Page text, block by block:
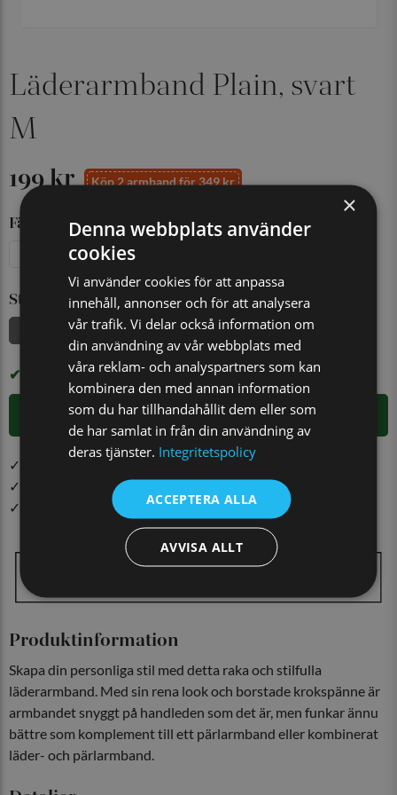
Läderarmband Plain, svart
M
199 kr Köp 2 armband för 349 kr
Färg
Gul Svart
Storlek
21 cm
I LAGER
LÄGG I VARUKORGEN
✓ Öppet köp i 30 dagar ✓ Fri frakt från 499 kr
✓ Din beställning skickas inom 1-2 vardagar
✓ Snabb leverans från vårt lager i Jönköping
Produktinformation
Skapa din personliga stil med detta raka och stilfulla
läderarmband. Med sin rena look och borstade krokspänne är
armbandet snyggt på handleden som det är, men funkar ännu
bättre som komplement till ett pärlarmband eller kombinerat
läder- och pärlarmband.
×
Denna webbplats använder
cookies
Vi använder cookies för att anpassa
innehåll, annonser och för att analysera
vår trafik. Vi delar också information om
din användning av vår webbplats med
våra reklam- och analyspartners som kan
kombinera den med annan information
som du har tillhandahållit dem eller som
de har samlat in från din användning av
deras tjänster. Integritetspolicy
ACCEPTERA ALLA
AVVISA ALLT